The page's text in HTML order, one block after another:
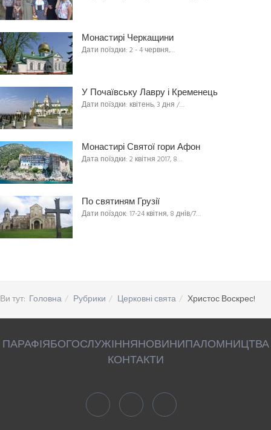
Монастирі Черкащини
Дати поїздки: 2 - 4 червня,…
У Почаївську Лавру і Кременець
Дати поїздки: квітень, 3 дня /…
Монастирі Святої гори Афон
Дата поїздки: 2 квітня 2017, 8…
По святиням Грузії
Дати поїздок: 17-24 квітня, 8 днів/7…
Ви тут: Головна Рубрики Церковні свята Христос Воскрес!
ПАРАФІЯБОГОСЛУЖІННЯНОВИНИПАЛОМНИЦТВА
КОНТАКТИ